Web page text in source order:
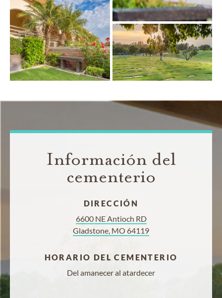
Información del
cementerio
DIRECCIÓN
6600 NE Antioch RD
Gladstone, MO 64119
HORARIO DEL CEMENTERIO
Del amanecer al atardecer